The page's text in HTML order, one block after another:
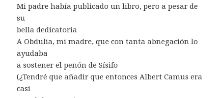
Mi padre había publicado un libro, pero a pesar de
su
bella dedicatoria
A Obdulia, mi madre, que con tanta abnegación lo
ayudaba
a sostener el peñón de Sísifo
(¿Tendré que añadir que entonces Albert Camus era
casi